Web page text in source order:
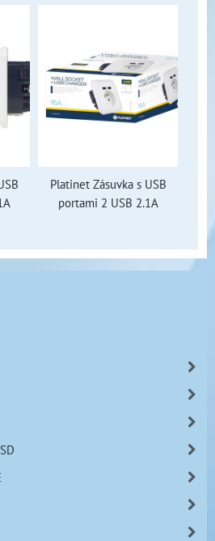
Platinet Zásuvka s USB
portami 2 USB 2.1A